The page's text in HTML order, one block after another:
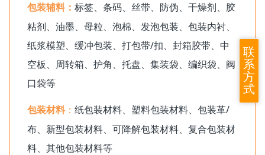
包装辅料： 标签、条码、丝带、防伪、干燥剂、胶
粘剂、油墨、母粒、泡棉、发泡包装、包装内衬、
纸浆模塑、缓冲包装、打包带/扣、封箱胶带、中
空板、周转箱、护角、托盘、集装袋、编织袋、阀
口袋等
包装材料： 纸包装材料、塑料包装材料、包装革/
布、新型包装材料、可降解包装材料、复合包装材
料、其他包装材料等
联
系
方
式